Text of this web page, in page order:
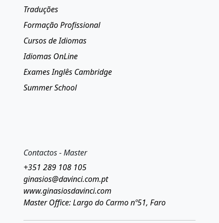
Traduções
Formação Profissional
Cursos de Idiomas
Idiomas OnLine
Exames Inglês Cambridge
Summer School
Contactos - Master
+351 289 108 105
ginasios@davinci.com.pt
www.ginasiosdavinci.com
Master Office: Largo do Carmo nº51, Faro